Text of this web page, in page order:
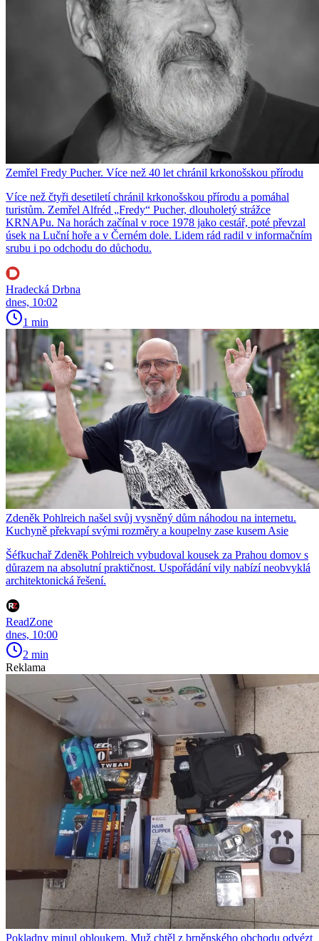
Zemřel Fredy Pucher. Více než 40 let chránil krkonošskou přírodu
Více než čtyři desetiletí chránil krkonošskou přírodu a pomáhal
turistům. Zemřel Alfréd „Fredy“ Pucher, dlouholetý strážce
KRNAPu. Na horách začínal v roce 1978 jako cestář, poté převzal
úsek na Luční hoře a v Černém dole. Lidem rád radil v informačním
srubu i po odchodu do důchodu.
Hradecká Drbna
dnes, 10:02
1 min
Zdeněk Pohlreich našel svůj vysněný dům náhodou na internetu.
Kuchyně překvapí svými rozměry a koupelny zase kusem Asie
Šéfkuchař Zdeněk Pohlreich vybudoval kousek za Prahou domov s
důrazem na absolutní praktičnost. Uspořádání vily nabízí neobvyklá
architektonická řešení.
ReadZone
dnes, 10:00
2 min
Reklama
Pokladny minul obloukem. Muž chtěl z brněnského obchodu odvézt